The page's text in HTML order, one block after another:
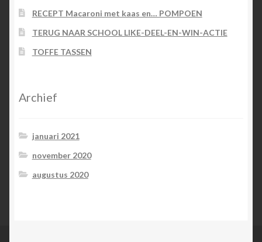
RECEPT Macaroni met kaas en… POMPOEN
TERUG NAAR SCHOOL LIKE-DEEL-EN-WIN-ACTIE
TOFFE TASSEN
Archief
januari 2021
november 2020
augustus 2020